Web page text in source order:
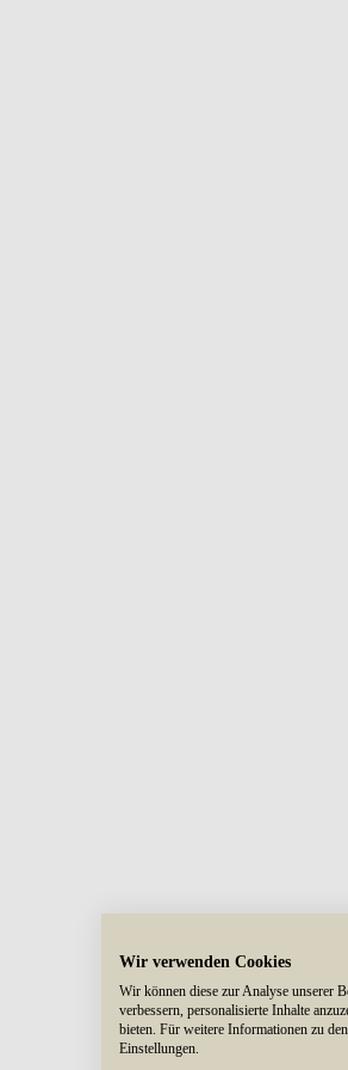
Wir verwenden Cookies
Wir können diese zur Analyse unserer
verbessern, personalisierte Inhalte
bieten. Für weitere Informationen zu
Einstellungen.